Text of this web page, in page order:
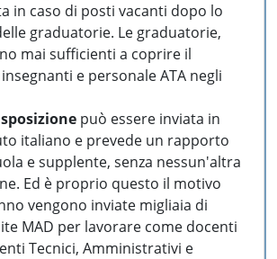
in caso di posti vacanti dopo lo
graduatorie. Le graduatorie,
mai sufficienti a coprire il
e personale ATA negli
può essere inviata in
italiano e prevede un rapporto
e supplente, senza nessun'altra
Ed è proprio questo il motivo
vengono inviate migliaia di
MAD per lavorare come docenti
Tecnici, Amministrativi e